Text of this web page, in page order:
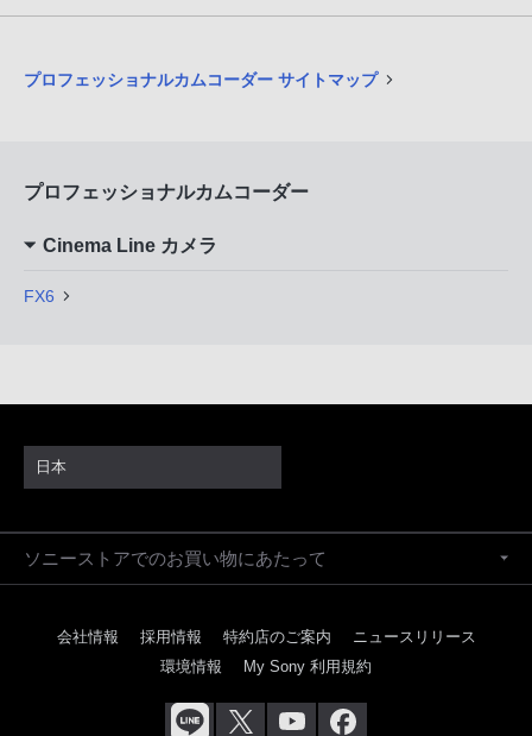
プロフェッショナルカムコーダー サイトマップ
プロフェッショナルカムコーダー
Cinema Line カメラ
FX6
日本
ソニーストアでのお買い物にあたって
会社情報 採用情報 特約店のご案内
ニュースリリース
環境情報
My Sony 利用規約